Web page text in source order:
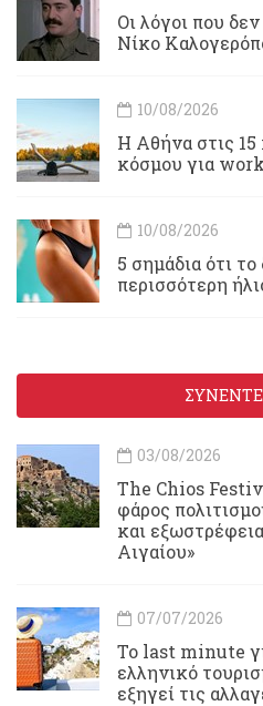
Οι λόγοι που
Νίκο
10/08/2026
Η Αθήνα στις 15
κόσμου για
10/08/2026
5 σημάδια ότι
περισσότερη
03/08/2026
Τhe Chios
φάρος
και
Αιγαίου»
07/07/2026
Το last minute
ελληνικό
εξηγεί τις